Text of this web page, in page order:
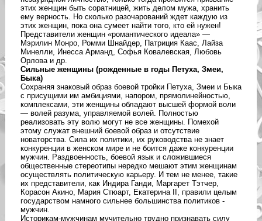
этих женщин быть соратницей, жить делом мужа, хранить
ему верность. Но сколько разочарований ждет каждую из
этих женщин, пока она сумеет найти того, кто ей нужен!
Представители женщин «романтического идеала» —
Мэрилин Монро, Ромми Шнайдер, Патриция Каас, Лайза
Минелли, Инесса Арманд, Софья Ковалевская, Любовь
Орлова и др.
Сильные женщины (рожденные в годы Петуха, Змеи,
Быка)
Сохраняя знаковый образ боевой тройки Петуха, Змеи и Быка
с присущими им амбициями, напором, прямолинейностью,
комплексами, эти женщины обладают высшей формой воли
— волей разума, управляемой волей. Полностью
реализовать эту волю могут не все женщины. Помехой
этому служат внешний боевой образ и отсутствие
новаторства. Сила их политики, их руководства не знает
конкуренции в женском мире и не боится даже конкуренции
мужчин. Раздвоенность, боевой язык и сложившиеся
общественные стереотипы нередко мешают этим женщинам
осуществлять политическую карьеру. И тем не менее, такие
их представители, как Индира Ганди, Маргарет Тэтчер,
Корасон Акино, Мария Стюарт, Екатерина II, правили целым
государством намного сильнее большинства политиков -
мужчин.
Историкам-мужчинам мучительно трудно признавать силу